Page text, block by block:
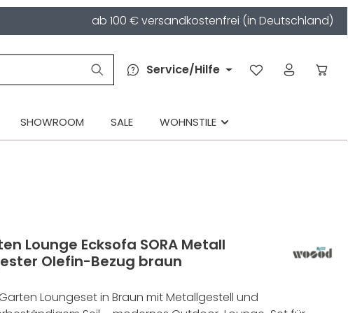
ab 100 € versandkostenfrei (in Deutschland)
Service/Hilfe
SHOWROOM SALE WOHNSTILE
Lounge Ecksofa SORA Metall
Olefin-Bezug braun
Loungeset in Braun mit Metallgestell und